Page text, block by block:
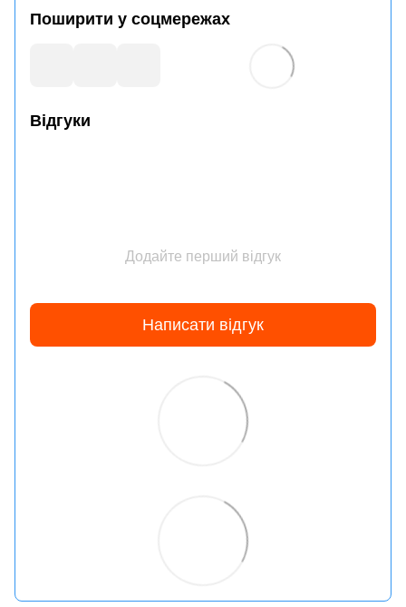
Поширити у соцмережах
Відгуки
Додайте перший відгук
Написати відгук